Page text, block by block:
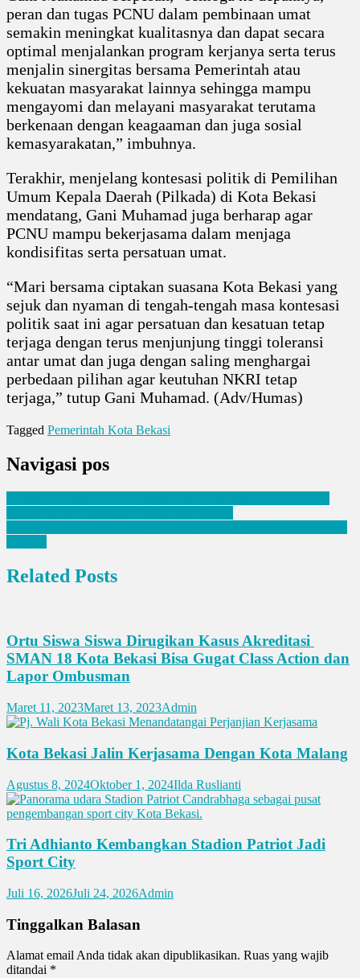
peran dan tugas PCNU dalam pembinaan umat
semakin meningkat kualitasnya dan dapat secara
optimal menjalankan program kerjanya serta terus
menjalin sinergitas bersama Pemerintah atau
kekuatan masyarakat lainnya sehingga mampu
mengayomi dan melayani masyarakat terutama
berkenaan dengan keagaaman dan juga sosial
kemasyarakatan,” imbuhnya.
Terakhir, menjelang kontesasi politik di Pemilihan
Umum Kepala Daerah (Pilkada) di Kota Bekasi
mendatang, Gani Muhamad juga berharap agar
PCNU mampu bekerjasama dalam menjaga
kondisifitas serta persatuan umat.
“Mari bersama ciptakan suasana Kota Bekasi yang
sejuk dan nyaman di tengah-tengah masa kontesasi
politik saat ini agar persatuan dan kesatuan tetap
terjaga dengan terus menjunjung tinggi toleransi
antar umat dan juga dengan saling menghargai
perbedaan pilihan agar keutuhan NKRI tetap
terjaga,” tutup Gani Muhamad. (Adv/Humas)
Tagged Pemerintah Kota Bekasi
Navigasi pos
Related Posts
Ortu Siswa Siswa Dirugikan Kasus Akreditasi
SMAN 18 Kota Bekasi Bisa Gugat Class Action dan
Lapor Ombusman
Maret 11, 2023Maret 13, 2023Admin
Kota Bekasi Jalin Kerjasama Dengan Kota Malang
Agustus 8, 2024Oktober 1, 2024Ilda Ruslianti
Tri Adhianto Kembangkan Stadion Patriot Jadi
Sport City
Juli 16, 2026Juli 24, 2026Admin
Tinggalkan Balasan
Alamat email Anda tidak akan dipublikasikan. Ruas yang wajib
ditandai *